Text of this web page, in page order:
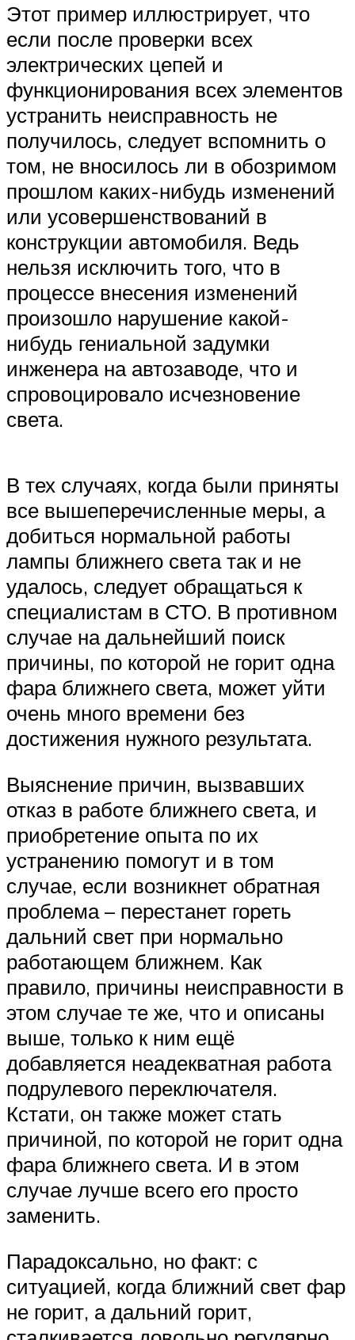
Этот пример иллюстрирует, что
если после проверки всех
электрических цепей и
функционирования всех элементов
устранить неисправность не
получилось, следует вспомнить о
том, не вносилось ли в обозримом
прошлом каких-нибудь изменений
или усовершенствований в
конструкции автомобиля. Ведь
нельзя исключить того, что в
процессе внесения изменений
произошло нарушение какой-
нибудь гениальной задумки
инженера на автозаводе, что и
спровоцировало исчезновение
света.
В тех случаях, когда были приняты
все вышеперечисленные меры, а
добиться нормальной работы
лампы ближнего света так и не
удалось, следует обращаться к
специалистам в СТО. В противном
случае на дальнейший поиск
причины, по которой не горит одна
фара ближнего света, может уйти
очень много времени без
достижения нужного результата.
Выяснение причин, вызвавших
отказ в работе ближнего света, и
приобретение опыта по их
устранению помогут и в том
случае, если возникнет обратная
проблема – перестанет гореть
дальний свет при нормально
работающем ближнем. Как
правило, причины неисправности в
этом случае те же, что и описаны
выше, только к ним ещё
добавляется неадекватная работа
подрулевого переключателя.
Кстати, он также может стать
причиной, по которой не горит одна
фара ближнего света. И в этом
случае лучше всего его просто
заменить.
Парадоксально, но факт: с
ситуацией, когда ближний свет фар
не горит, а дальний горит,